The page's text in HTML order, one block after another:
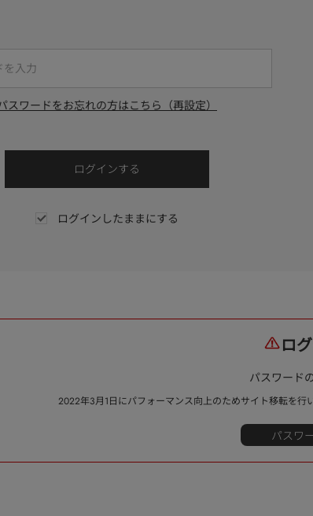
スワードをお忘れの方はこちら（再設定）
ログインしたままにする
ロ
パスワード
2022年3月1日にパフォーマンス向上のためサイト移転を行